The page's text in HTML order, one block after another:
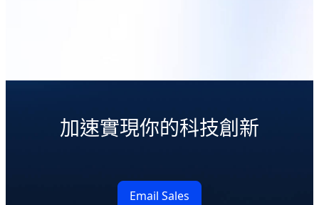
加速實現你的科技創新
Email Sales